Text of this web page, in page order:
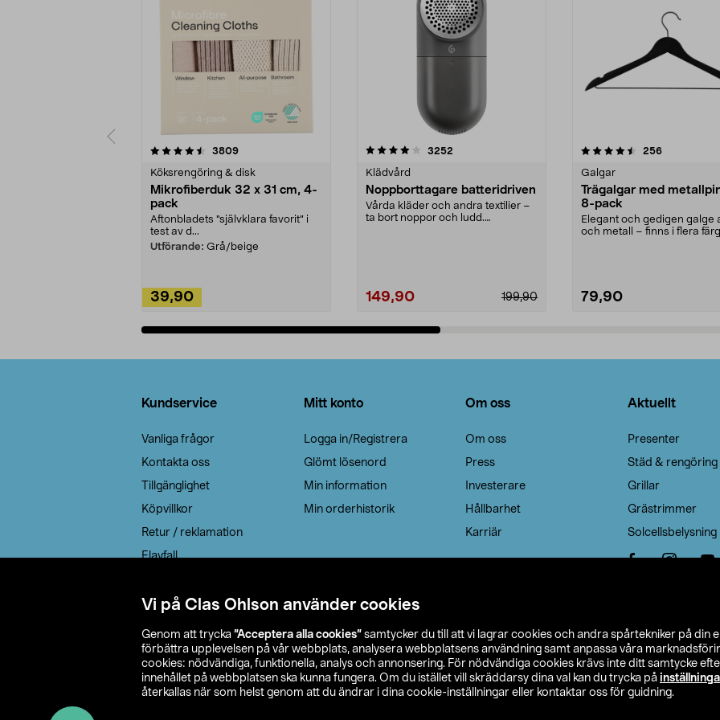
Vi på Clas Ohlson använder cookies
Genom att trycka ”Acceptera alla cookies” samtycker du till att vi lagrar cookies och andra spårtekniker på din
förbättra upplevelsen på vår webbplats, analysera webbplatsens användning samt anpassa våra
cookies: nödvändiga, funktionella, analys och annonsering. För nödvändiga cookies krävs inte ditt samtycke
innehållet på webbplatsen ska kunna fungera. Om du istället vill skräddarsy dina val kan du trycka på
återkallas när som helst genom att du ändrar i dina cookie-inställningar eller kontaktar oss för guidning.
3809recensioner
Köksrengöring & disk
Mikrofiberduk 32 x 31 cm, 4-
pack
Aftonbladets "självklara favorit” i
test av d...
Utförande: Grå/beige
39,90
4.0av 5 stjärnor 3252
Klädvård
Noppborttagare batteridriven
Vårda kläder och andra textilier –
ta bort noppor och ludd.
199,90
149,90
4.5av 5 stjärnor 256recensioner
Galgar
Trägalgar med
8-pack
Elegant och gedigen galge
och metall – finns i flera
79,90
4.0av 5 stjärnor
Kundservice
Vanliga frågor
Kontakta oss
Tillgänglighet
Köpvillkor
Retur / reklamation
Elavfall
Leveransalternativ
Mitt konto
Logga in/Registrera
Glömt lösenord
Min information
Min orderhistorik
Om oss
Om oss
Press
Investerare
Hållbarhet
Karriär
Aktuellt
Presenter
Städ & rengöring
Grillar
Grästrimmer
Solcellsbelysning